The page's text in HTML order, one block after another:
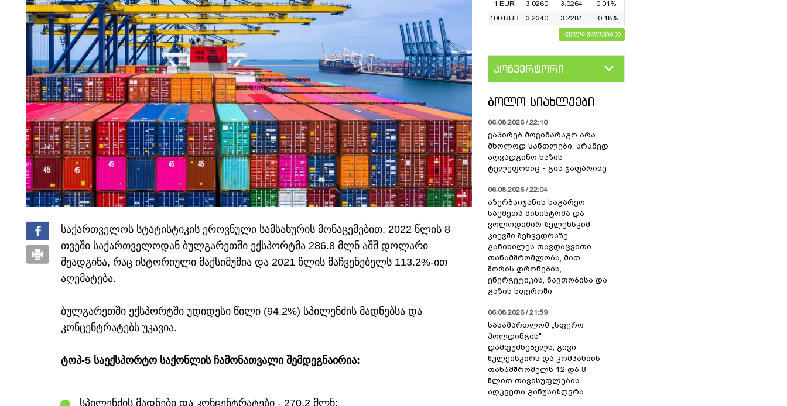
საქართველოს სტატისტიკის ეროვნული სამსახურის მონაცემებით, 2022 წლის 8
თვეში საქართველოდან ბულგარეთში ექსპორტმა 286.8 მლნ აშშ დოლარი
შეადგინა, რაც ისტორიული მაქსიმუმია და 2021 წლის მაჩვენებელს 113.2%-ით
აღემატება.
ბულგარეთში ექსპორტში უდიდესი წილი (94.2%) სპილენძის მადნებსა და
კონცენტრატებს უკავია.
ტოპ-5 საექსპორტო საქონლის ჩამონათვალი შემდეგნაირია:
სპილენძის მადნები და კონცენტრატები - 270.2 მლნ;
1 EUR
3.0260 3.0264
0.01%
100 RUB
3.2340 3.2281
-0.18%
ყველა ვალუტა
კონვერტორი
ᲑᲝᲚᲝ ᲡᲘᲐᲮᲚᲔᲔᲑᲘ
06.08.2026 / 22:10
ვაპირებ მოვიმარაგო არა
მხოლოდ სანთლები, არამედ
აღვადგინო ხაზის
ტელეფონიც - გია ჯაფარიძე
06.08.2026 / 22:04
აზერბაიჯანის საგარეო
საქმეთა მინისტრმა და
ვოლოდიმირ ზელენსკიმ
კიევში შეხვედრაზე
განიხილეს თავდაცვითი
თანამშრომლობა, მათ
შორის დრონების,
ენერგეტიკის, ნავთობისა და
გაზის სფეროში
06.08.2026 / 21:59
სასამართლომ „სფერო
ჰოლდინგის"
დამფუძნებელს, გივი
წულეისკირს და კომპანიის
თანამშრომელს 12 და 8
წლით თავისუფლების
აღკვეთა განუსაზღვრა